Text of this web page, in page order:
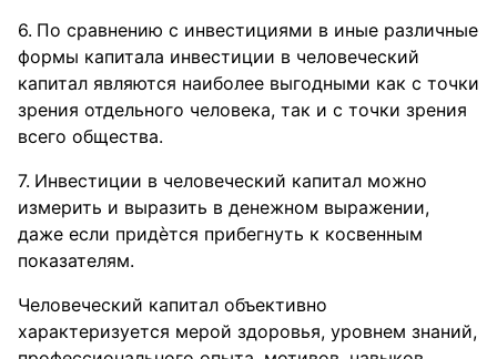
По сравнению с инвестициями в иные различные
формы капитала инвестиции в человеческий
капитал являются наиболее выгодными как с точки
зрения отдельного человека, так и с точки зрения
всего общества.
Инвестиции в человеческий капитал можно
измерить и выразить в денежном выражении,
даже если придѐтся прибегнуть к косвенным
показателям.
Человеческий капитал объективно
характеризуется мерой здоровья, уровнем знаний,